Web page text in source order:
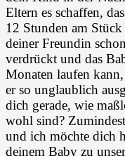
Eltern es schaffen,
12 Stunden am
deiner Freundin
verdrückt und das
Monaten laufen
er so unglaublich
dich gerade, wie
wohl sind?
und ich möchte dich
deinem Baby zu